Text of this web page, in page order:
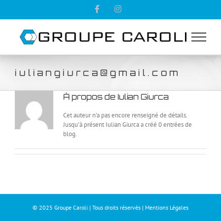
FacebookInstagram
iuliangiurca@gmail.com
À propos de Iulian Giurca
Cet auteur n'a pas encore renseigné de détails.
Jusqu'à présent Iulian Giurca a créé 0 entrées de
blog.
© 2025 Groupe Caroli | Tous droits réservés | Mentions Légales